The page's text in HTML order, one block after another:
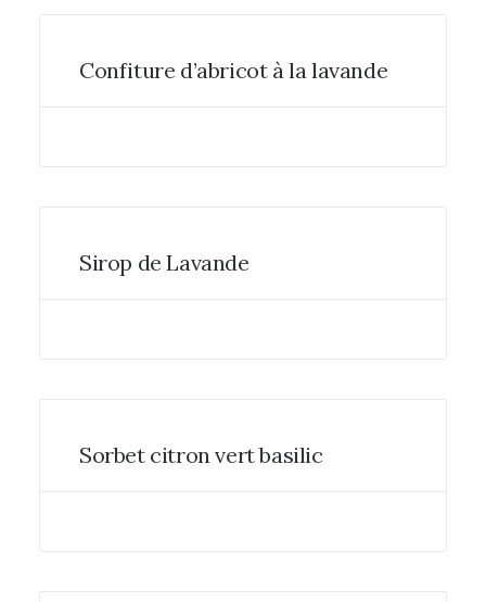
Confiture d’abricot à la lavande
Sirop de Lavande
Sorbet citron vert basilic